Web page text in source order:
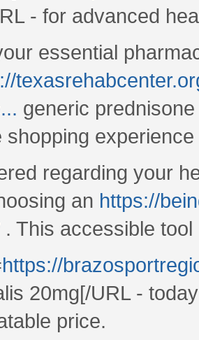
- for advanced
essential
generic
shopping
regarding your
an https://
. This accessible
https://
20mg[/URL -
price.